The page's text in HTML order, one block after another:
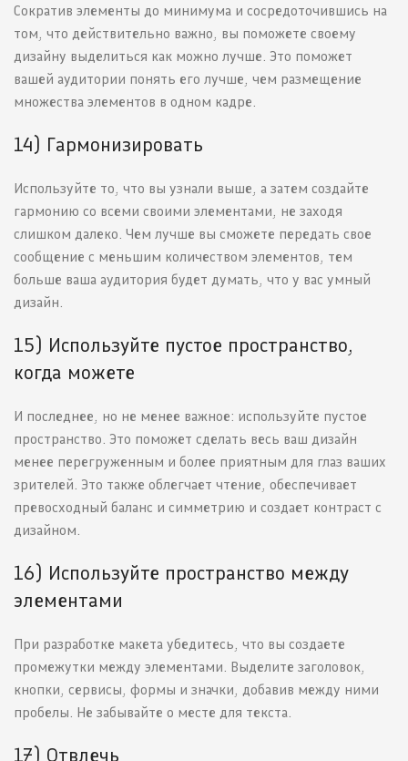
Сократив элементы до минимума и сосредоточившись на
том, что действительно важно, вы поможете своему
дизайну выделиться как можно лучше. Это поможет
вашей аудитории понять его лучше, чем размещение
множества элементов в одном кадре.
14) Гармонизировать
Используйте то, что вы узнали выше, а затем создайте
гармонию со всеми своими элементами, не заходя
слишком далеко. Чем лучше вы сможете передать свое
сообщение с меньшим количеством элементов, тем
больше ваша аудитория будет думать, что у вас умный
дизайн.
15) Используйте пустое пространство,
когда можете
И последнее, но не менее важное: используйте пустое
пространство. Это поможет сделать весь ваш дизайн
менее перегруженным и более приятным для глаз ваших
зрителей. Это также облегчает чтение, обеспечивает
превосходный баланс и симметрию и создает контраст с
дизайном.
16) Используйте пространство между
элементами
При разработке макета убедитесь, что вы создаете
промежутки между элементами. Выделите заголовок,
кнопки, сервисы, формы и значки, добавив между ними
пробелы. Не забывайте о месте для текста.
17) Отвлечь